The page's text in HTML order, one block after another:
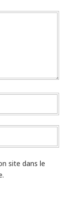
site dans le